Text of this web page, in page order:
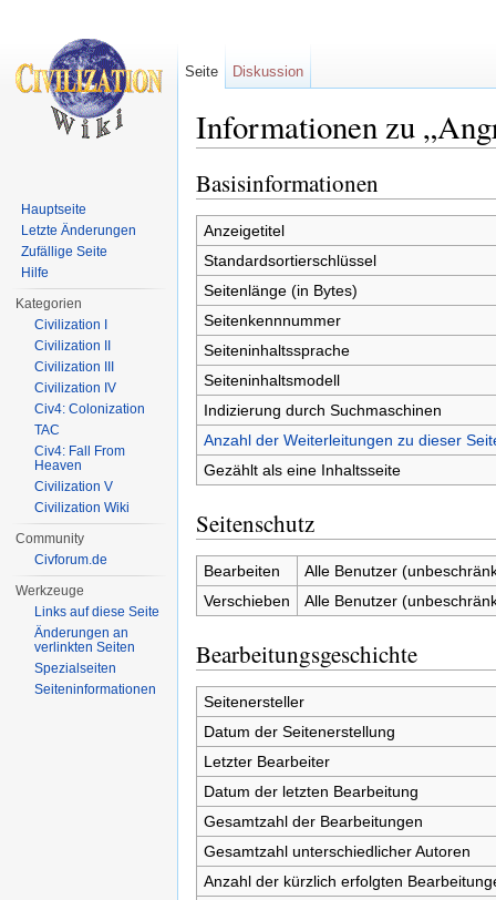
Informationen zu
Basisinformationen
Anzeigetitel
Standardsortierschlüssel
Seitenlänge (in Bytes)
Seitenkennnummer
Seiteninhaltssprache
Seiteninhaltsmodell
Indizierung durch Suchmaschinen
Anzahl der Weiterleitungen zu dieser
Gezählt als eine Inhaltsseite
Seitenschutz
Bearbeiten
Alle Benutzer
Verschieben
Alle Benutzer
Bearbeitungsgeschichte
Seitenersteller
Datum der Seitenerstellung
Letzter Bearbeiter
Datum der letzten Bearbeitung
Gesamtzahl der Bearbeitungen
Gesamtzahl unterschiedlicher Autoren
Anzahl der kürzlich erfolgten
Seite Diskussion
Hauptseite
Letzte Änderungen
Zufällige Seite
Hilfe
Kategorien
Civilization I
Civilization II
Civilization III
Civilization IV
Civ4: Colonization
TAC
Civ4: Fall From
Heaven
Civilization V
Civilization Wiki
Community
Civforum.de
Werkzeuge
Links auf diese Seite
Änderungen an
verlinkten Seiten
Spezialseiten
Seiten­informationen